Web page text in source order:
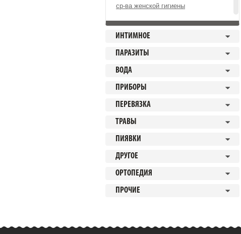
ср-ва женской гигиены
ИНТИМНОЕ
ПАРАЗИТЫ
ВОДА
ПРИБОРЫ
ПЕРЕВЯЗКА
ТРАВЫ
ПИЯВКИ
ДРУГОЕ
ОРТОПЕДИЯ
ПРОЧИЕ